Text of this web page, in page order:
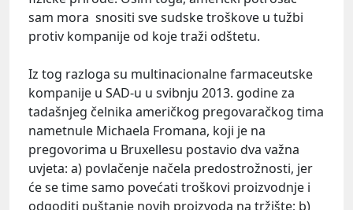
sam mora snositi sve sudske troškove u tužbi
protiv kompanije od koje traži odštetu.
Iz tog razloga su multinacionalne farmaceutske
kompanije u SAD-u u svibnju 2013. godine za
tadašnjeg čelnika američkog pregovaračkog tima
nametnule Michaela Fromana, koji je na
pregovorima u Bruxellesu postavio dva važna
uvjeta: a) povlačenje načela predostrožnosti, jer
će se time samo povećati troškovi proizvodnje i
odgoditi puštanje novih proizvoda na tržište; b)